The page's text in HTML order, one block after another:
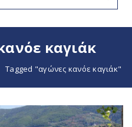
καγιάκ
Tagged "αγώνες κανόε καγιάκ"